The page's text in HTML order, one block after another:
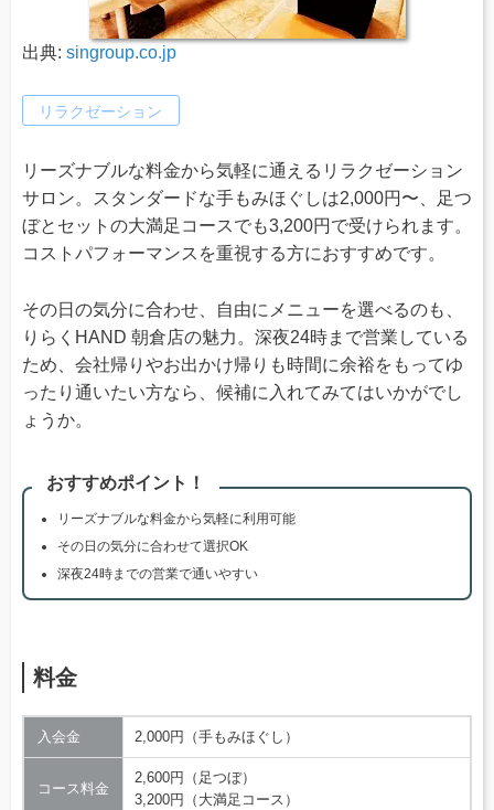
出典: singroup.co.jp
リラクゼーション
リーズナブルな料金から気軽に通えるリラクゼーション
サロン。スタンダードな手もみほぐしは2,000円〜、足つ
ぼとセットの大満足コースでも3,200円で受けられます。
コストパフォーマンスを重視する方におすすめです。
その日の気分に合わせ、自由にメニューを選べるのも、
りらくHAND 朝倉店の魅力。深夜24時まで営業している
ため、会社帰りやお出かけ帰りも時間に余裕をもってゆ
ったり通いたい方なら、候補に入れてみてはいかがでし
ょうか。
おすすめポイント！
リーズナブルな料金から気軽に利用可能
その日の気分に合わせて選択OK
深夜24時までの営業で通いやすい
料金
入会金 2,000円（手もみほぐし）
コース料金
2,600円（足つぼ）
3,200円（大満足コース）